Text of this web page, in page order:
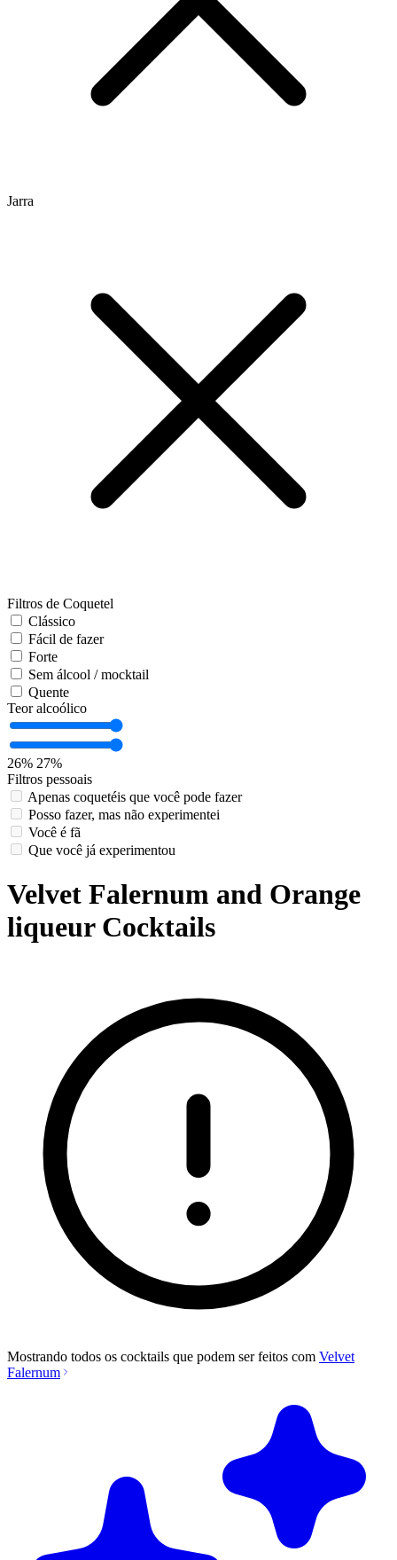
Jarra
Filtros de Coquetel
Clássico
Fácil de fazer
Forte
Sem álcool / mocktail
Quente
Teor alcoólico
26% 27%
Filtros pessoais
Apenas coquetéis que você pode fazer
Posso fazer, mas não experimentei
Você é fã
Que você já experimentou
Velvet Falernum and Orange
liqueur Cocktails
Mostrando todos os cocktails que podem ser feitos com Velvet
Falernum